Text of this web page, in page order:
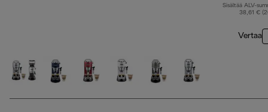
Sisältää ALV-
38,61 €
Vertaa